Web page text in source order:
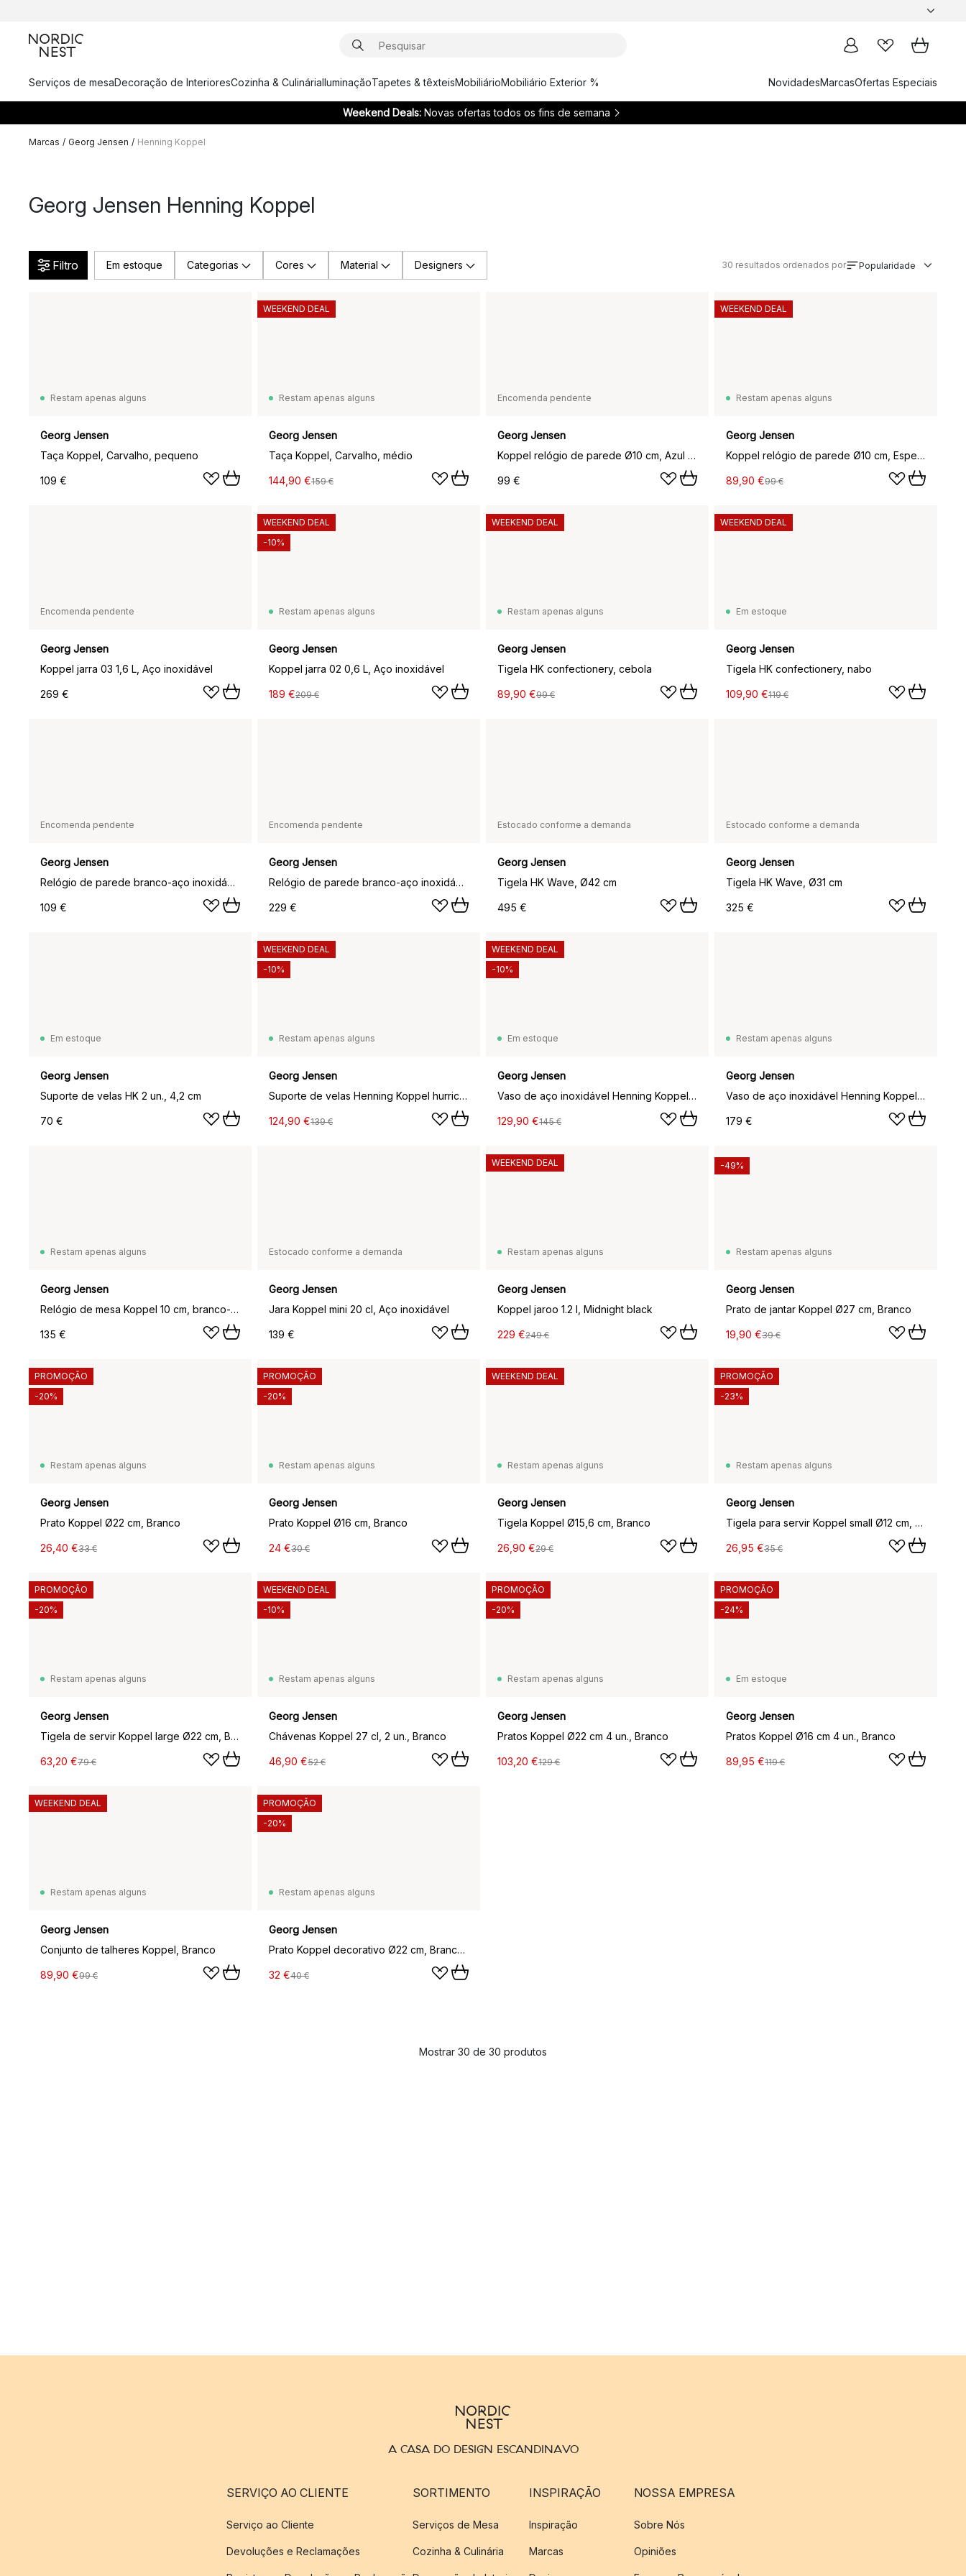
Serviços de mesaDecoração de InterioresCozinha & CulináriaIluminaçãoTapetes & têxteisMobiliárioMobiliário Exterior % NovidadesMarcasOfertas Especiais
Weekend Deals: Novas ofertas todos os fins de semana
Marcas / Georg Jensen / Henning Koppel
Georg Jensen Henning Koppel
Filtro Em estoque Categorias Cores Material Designers 30 resultados ordenados por Popularidade
Restam apenas alguns
Georg Jensen
Taça Koppel, Carvalho, pequeno
109 €
Restam apenas alguns
Georg Jensen
Taça Koppel, Carvalho, médio
144,90 €159 €
WEEKEND DEAL
Encomenda pendente
Georg Jensen
Koppel relógio de parede Ø10 cm, Azul icônico
99 €
Restam apenas alguns
Georg Jensen
Koppel relógio de parede Ø10 cm, Espelho Echo
89,90 €99 €
WEEKEND DEAL
Encomenda pendente
Georg Jensen
Koppel jarra 03 1,6 L, Aço inoxidável
269 €
Restam apenas alguns
Georg Jensen
Koppel jarra 02 0,6 L, Aço inoxidável
189 €209 €
WEEKEND DEAL
-10%
Restam apenas alguns
Georg Jensen
Tigela HK confectionery, cebola
89,90 €99 €
WEEKEND DEAL
Em estoque
Georg Jensen
Tigela HK confectionery, nabo
109,90 €119 €
WEEKEND DEAL
Encomenda pendente
Georg Jensen
Relógio de parede branco-aço inoxidável Koppel, Ø 10 cm
109 €
Encomenda pendente
Georg Jensen
Relógio de parede branco-aço inoxidável Koppel, Ø22 cm
229 €
Estocado conforme a demanda
Georg Jensen
Tigela HK Wave, Ø42 cm
495 €
Estocado conforme a demanda
Georg Jensen
Tigela HK Wave, Ø31 cm
325 €
Em estoque
Georg Jensen
Suporte de velas HK 2 un., 4,2 cm
70 €
Restam apenas alguns
Georg Jensen
Suporte de velas Henning Koppel hurricane, Ø19,2 cm
124,90 €139 €
WEEKEND DEAL
-10%
Em estoque
Georg Jensen
Vaso de aço inoxidável Henning Koppel, médio, 18,5 cm
129,90 €145 €
WEEKEND DEAL
-10%
Restam apenas alguns
Georg Jensen
Vaso de aço inoxidável Henning Koppel, grande, 22,2 cm
179 €
Restam apenas alguns
Georg Jensen
Relógio de mesa Koppel 10 cm, branco-aço inoxidável
135 €
Estocado conforme a demanda
Georg Jensen
Jara Koppel mini 20 cl, Aço inoxidável
139 €
Restam apenas alguns
Georg Jensen
Koppel jaroo 1.2 l, Midnight black
229 €249 €
WEEKEND DEAL
Restam apenas alguns
Georg Jensen
Prato de jantar Koppel Ø27 cm, Branco
19,90 €39 €
-49%
Restam apenas alguns
Georg Jensen
Prato Koppel Ø22 cm, Branco
26,40 €33 €
PROMOÇÃO
-20%
Restam apenas alguns
Georg Jensen
Prato Koppel Ø16 cm, Branco
24 €30 €
PROMOÇÃO
-20%
Restam apenas alguns
Georg Jensen
Tigela Koppel Ø15,6 cm, Branco
26,90 €29 €
WEEKEND DEAL
Restam apenas alguns
Georg Jensen
Tigela para servir Koppel small Ø12 cm, Branco
26,95 €35 €
PROMOÇÃO
-23%
Restam apenas alguns
Georg Jensen
Tigela de servir Koppel large Ø22 cm, Branco
63,20 €79 €
PROMOÇÃO
-20%
Restam apenas alguns
Georg Jensen
Chávenas Koppel 27 cl, 2 un., Branco
46,90 €52 €
WEEKEND DEAL
-10%
Restam apenas alguns
Georg Jensen
Pratos Koppel Ø22 cm 4 un., Branco
103,20 €129 €
PROMOÇÃO
-20%
Em estoque
Georg Jensen
Pratos Koppel Ø16 cm 4 un., Branco
89,95 €119 €
PROMOÇÃO
-24%
Restam apenas alguns
Georg Jensen
Conjunto de talheres Koppel, Branco
89,90 €99 €
WEEKEND DEAL
Restam apenas alguns
Georg Jensen
Prato Koppel decorativo Ø22 cm, Branco-azul
32 €40 €
PROMOÇÃO
-20%
Mostrar 30 de 30 produtos
A CASA DO DESIGN ESCANDINAVO
SERVIÇO AO CLIENTE
Serviço ao Cliente
Devoluções e Reclamações
SORTIMENTO
Serviços de Mesa
Cozinha & Culinária
INSPIRAÇÃO
Inspiração
Marcas
NOSSA EMPRESA
Sobre Nós
Opiniões